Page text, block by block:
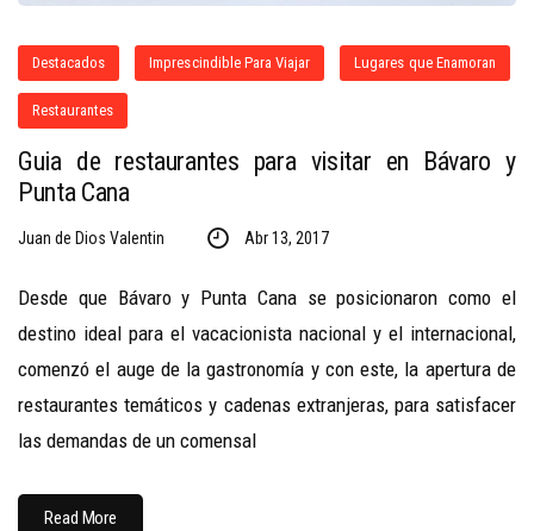
Destacados Imprescindible Para Viajar Lugares que Enamoran
Restaurantes
Guia de restaurantes para visitar en Bávaro y
Punta Cana
Juan de Dios Valentin Abr 13, 2017
Desde que Bávaro y Punta Cana se posicionaron como el
destino ideal para el vacacionista nacional y el internacional,
comenzó el auge de la gastronomía y con este, la apertura de
restaurantes temáticos y cadenas extranjeras, para satisfacer
las demandas de un comensal
Read More